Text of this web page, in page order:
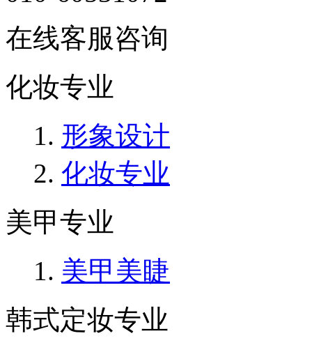
在线客服咨询
化妆专业
形象设计
化妆专业
美甲专业
美甲美睫
韩式定妆专业